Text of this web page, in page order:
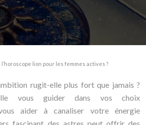
lion pour les femmes actives ?
rugit-elle plus fort que jamais ?
elle vous guider dans vos choix
aider à canaliser votre énergie